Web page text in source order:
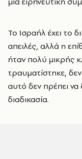
Το Ισραήλ έχει το
απειλές, αλλά η
ήταν πολύ μικρής
τραυματίστηκε,
αυτό δεν πρέπει να
διαδικασία.